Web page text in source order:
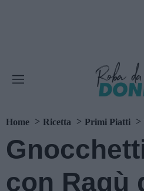
Home Ricetta Primi Piatti
con Ragù